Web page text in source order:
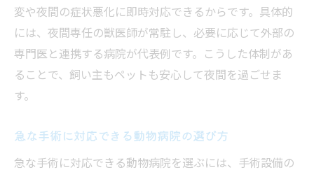
変や夜間の症状悪化に即時対応できるからです。具体的
には、夜間専任の獣医師が常駐し、必要に応じて外部の
専門医と連携する病院が代表例です。こうした体制があ
ることで、飼い主もペットも安心して夜間を過ごせま
す。
急な手術に対応できる動物病院の選び方
急な手術に対応できる動物病院を選ぶには、手術設備の